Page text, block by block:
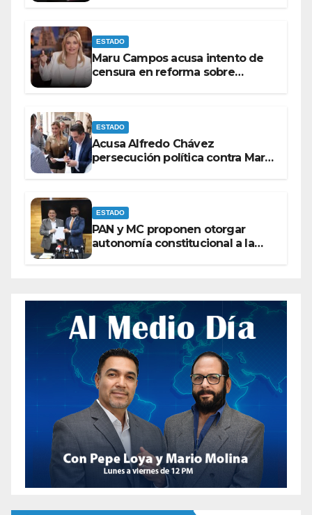
ESTADO
Maru Campos acusa intento de
censura en reforma sobre
ESTADO
Acusa Alfredo Chávez
persecución política contra Maru
ESTADO
PAN y MC proponen otorgar
autonomía constitucional a la